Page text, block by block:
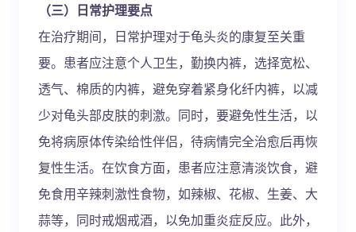
（三）日常护理要点
在治疗期间，日常护理对于龟头炎的康复至关重
要。患者应注意个人卫生，勤换内裤，选择宽松、
透气、棉质的内裤，避免穿着紧身化纤内裤，以减
少对龟头部皮肤的刺激。同时，要避免性生活，以
免将病原体传染给性伴侣，待病情完全治愈后再恢
复性生活。在饮食方面，患者应注意清淡饮食，避
免食用辛辣刺激性食物，如辣椒、花椒、生姜、大
蒜等，同时戒烟戒酒，以免加重炎症反应。此外，